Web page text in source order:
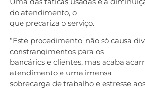
do atendimento, o
que precariza o serviço.
“Este procedimento, não só causa
constrangimentos para os
bancários e clientes, mas acaba
atendimento e uma imensa
sobrecarga de trabalho e estresse